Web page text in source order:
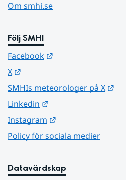
Om smhi.se
Följ SMHI
Facebook
X
SMHIs meteorologer på X
Linkedin
Instagram
Policy för sociala medier
Datavärdskap